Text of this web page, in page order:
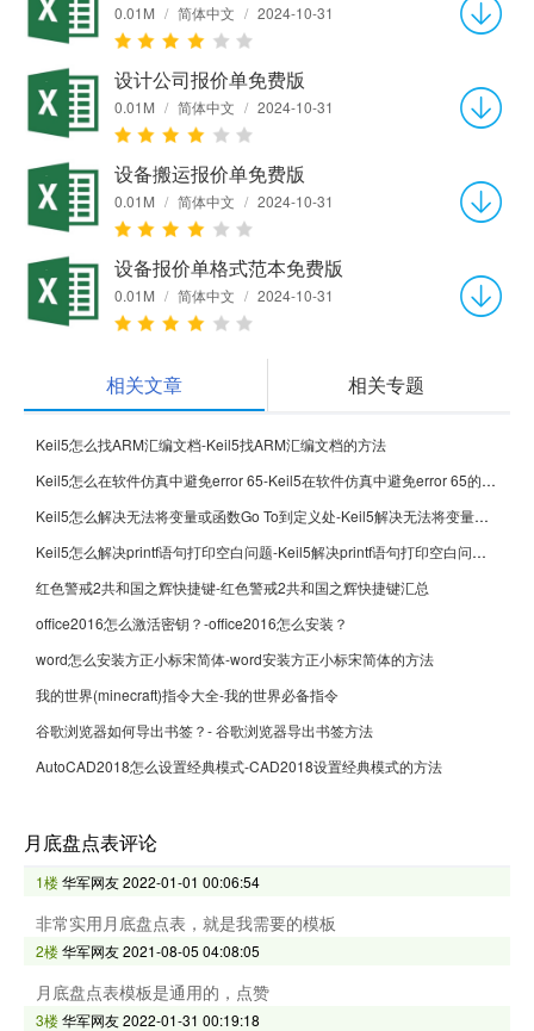
0.01M / 简体中文 / 2024-10-31
设计公司报价单免费版
0.01M / 简体中文 / 2024-10-31
设备搬运报价单免费版
0.01M / 简体中文 / 2024-10-31
设备报价单格式范本免费版
0.01M / 简体中文 / 2024-10-31
相关文章 相关专题
Keil5怎么找ARM汇编文档-Keil5找ARM汇编文档的方法
Keil5怎么在软件仿真中避免error 65-Keil5在软件仿真中避免error 65的方法
Keil5怎么解决无法将变量或函数Go To到定义处-Keil5解决无法将变量或函数Go To到定义处的方法
Keil5怎么解决printf语句打印空白问题-Keil5解决printf语句打印空白问题的方法
红色警戒2共和国之辉快捷键-红色警戒2共和国之辉快捷键汇总
office2016怎么激活密钥？-office2016怎么安装？
word怎么安装方正小标宋简体-word安装方正小标宋简体的方法
我的世界(minecraft)指令大全-我的世界必备指令
谷歌浏览器如何导出书签？- 谷歌浏览器导出书签方法
AutoCAD2018怎么设置经典模式-CAD2018设置经典模式的方法
月底盘点表评论
1楼华军网友2022-01-01 00:06:54
非常实用月底盘点表，就是我需要的模板
2楼华军网友2021-08-05 04:08:05
月底盘点表模板是通用的，点赞
3楼华军网友2022-01-31 00:19:18